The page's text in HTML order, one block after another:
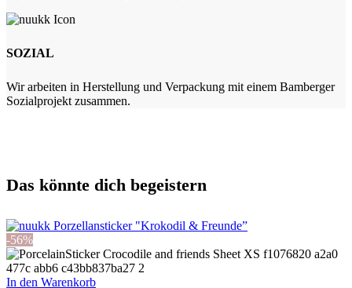
SOZIAL
Wir arbeiten in Herstellung und Verpackung mit einem Bamberger
Sozialprojekt zusammen.
Das könnte dich begeistern
-56%
In den Warenkorb